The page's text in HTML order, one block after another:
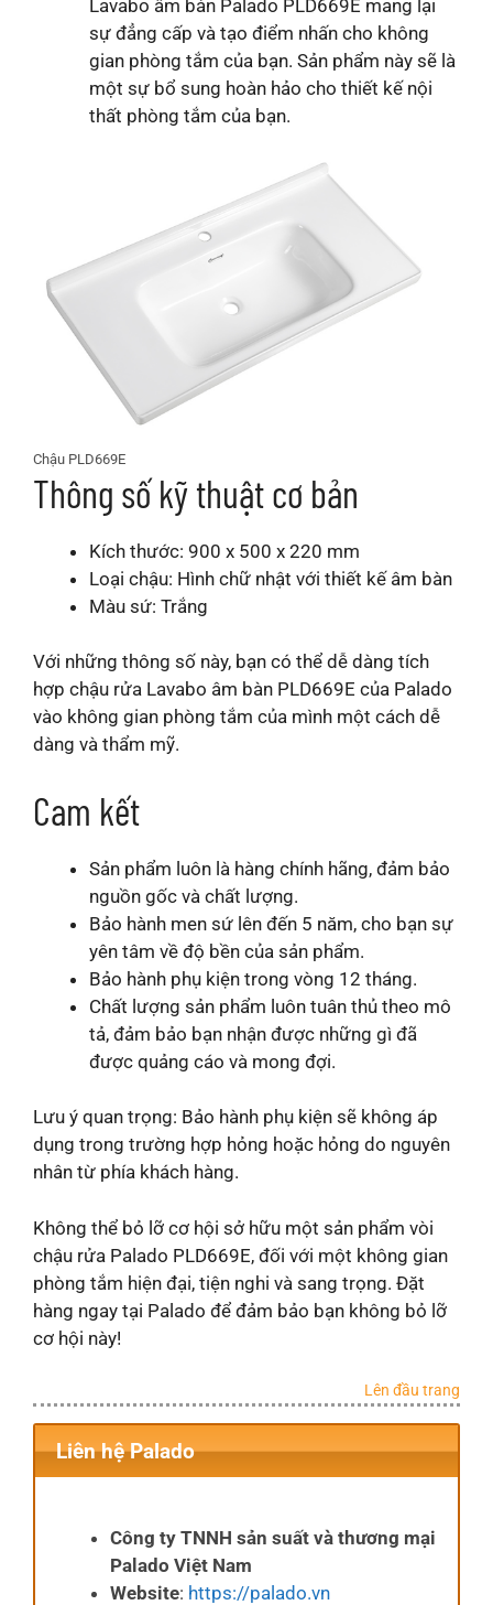
Lavabo âm bàn Palado PLD669E mang lại
sự đẳng cấp và tạo điểm nhấn cho không
gian phòng tắm của bạn. Sản phẩm này sẽ là
một sự bổ sung hoàn hảo cho thiết kế nội
thất phòng tắm của bạn.
Chậu PLD669E
Thông số kỹ thuật cơ bản
Kích thước: 900 x 500 x 220 mm
Loại chậu: Hình chữ nhật với thiết kế âm bàn
Màu sứ: Trắng
Với những thông số này, bạn có thể dễ dàng tích
hợp chậu rửa Lavabo âm bàn PLD669E của Palado
vào không gian phòng tắm của mình một cách dễ
dàng và thẩm mỹ.
Cam kết
Sản phẩm luôn là hàng chính hãng, đảm bảo
nguồn gốc và chất lượng.
Bảo hành men sứ lên đến 5 năm, cho bạn sự
yên tâm về độ bền của sản phẩm.
Bảo hành phụ kiện trong vòng 12 tháng.
Chất lượng sản phẩm luôn tuân thủ theo mô
tả, đảm bảo bạn nhận được những gì đã
được quảng cáo và mong đợi.
Lưu ý quan trọng: Bảo hành phụ kiện sẽ không áp
dụng trong trường hợp hỏng hoặc hỏng do nguyên
nhân từ phía khách hàng.
Không thể bỏ lỡ cơ hội sở hữu một sản phẩm vòi
chậu rửa Palado PLD669E, đối với một không gian
phòng tắm hiện đại, tiện nghi và sang trọng. Đặt
hàng ngay tại Palado để đảm bảo bạn không bỏ lỡ
cơ hội này!
Lên đầu trang
Liên hệ Palado
Công ty TNNH sản suất và thương mại
Palado Việt Nam
Website: https://palado.vn